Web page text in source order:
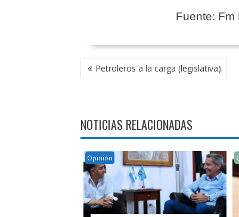
Fuente: Fm
NAVEGACIÓN
DE Petroleros a la carga (legislativa).
NOTICIAS RELACIONADAS
Opinión